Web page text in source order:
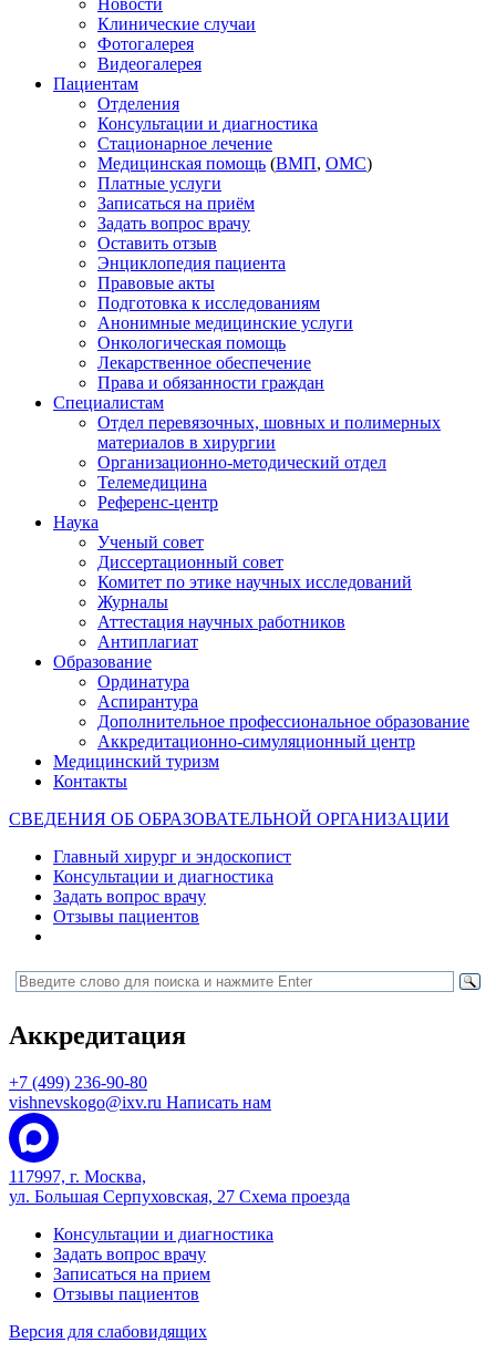
Новости
Клинические случаи
Фотогалерея
Видеогалерея
Пациентам
Отделения
Консультации и диагностика
Стационарное лечение
Медицинская помощь (ВМП, ОМС)
Платные услуги
Записаться на приём
Задать вопрос врачу
Оставить отзыв
Энциклопедия пациента
Правовые акты
Подготовка к исследованиям
Анонимные медицинские услуги
Онкологическая помощь
Лекарственное обеспечение
Права и обязанности граждан
Специалистам
Отдел перевязочных, шовных и полимерных
материалов в хирургии
Организационно-методический отдел
Телемедицина
Референс-центр
Наука
Ученый совет
Диссертационный совет
Комитет по этике научных исследований
Журналы
Аттестация научных работников
Антиплагиат
Образование
Ординатура
Аспирантура
Дополнительное профессиональное образование
Аккредитационно-симуляционный центр
Медицинский туризм
Контакты
СВЕДЕНИЯ ОБ ОБРАЗОВАТЕЛЬНОЙ ОРГАНИЗАЦИИ
Главный хирург и эндоскопист
Консультации и диагностика
Задать вопрос врачу
Отзывы пациентов
Аккредитация
+7 (499) 236-90-80
vishnevskogo@ixv.ru Написать нам
117997, г. Москва,
ул. Большая Серпуховская, 27 Схема проезда
Консультации и диагностика
Задать вопрос врачу
Записаться на прием
Отзывы пациентов
Версия для слабовидящих